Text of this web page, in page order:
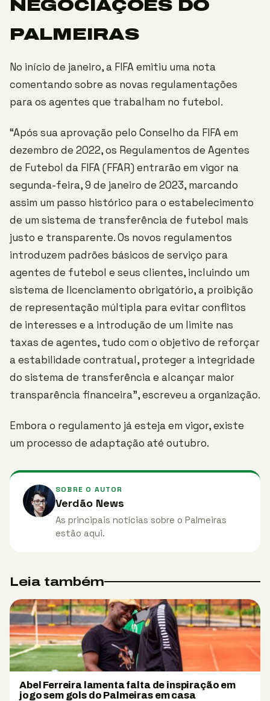
NEGOCIAÇÕES DO
PALMEIRAS
No início de janeiro, a FIFA emitiu uma nota
comentando sobre as novas regulamentações
para os agentes que trabalham no futebol.
“Após sua aprovação pelo Conselho da FIFA em
dezembro de 2022, os Regulamentos de Agentes
de Futebol da FIFA (FFAR) entrarão em vigor na
segunda-feira, 9 de janeiro de 2023, marcando
assim um passo histórico para o estabelecimento
de um sistema de transferência de futebol mais
justo e transparente. Os novos regulamentos
introduzem padrões básicos de serviço para
agentes de futebol e seus clientes, incluindo um
sistema de licenciamento obrigatório, a proibição
de representação múltipla para evitar conflitos
de interesses e a introdução de um limite nas
taxas de agentes, tudo com o objetivo de reforçar
a estabilidade contratual, proteger a integridade
do sistema de transferência e alcançar maior
transparência financeira”, escreveu a organização.
Embora o regulamento já esteja em vigor, existe
um processo de adaptação até outubro.
SOBRE O AUTOR
Verdão News
As principais notícias sobre o Palmeiras
estão aqui.
Leia também
Abel Ferreira lamenta falta de inspiração em
jogo sem gols do Palmeiras em casa